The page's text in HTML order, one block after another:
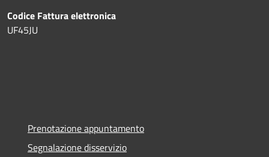
Codice Fattura elettronica
UF45JU
Prenotazione appuntamento
Segnalazione disservizio